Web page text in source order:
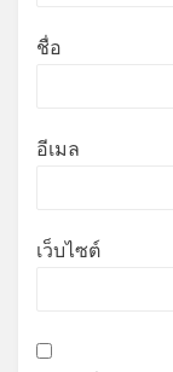
ชื่อ
อีเมล
เว็บไซต์